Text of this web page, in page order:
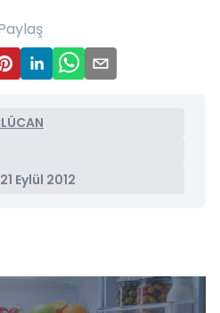
21 Eylül 2012